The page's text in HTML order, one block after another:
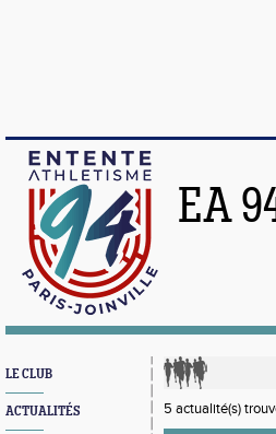
EA
LE CLUB
ACTUALITÉS 5 actualité(s)